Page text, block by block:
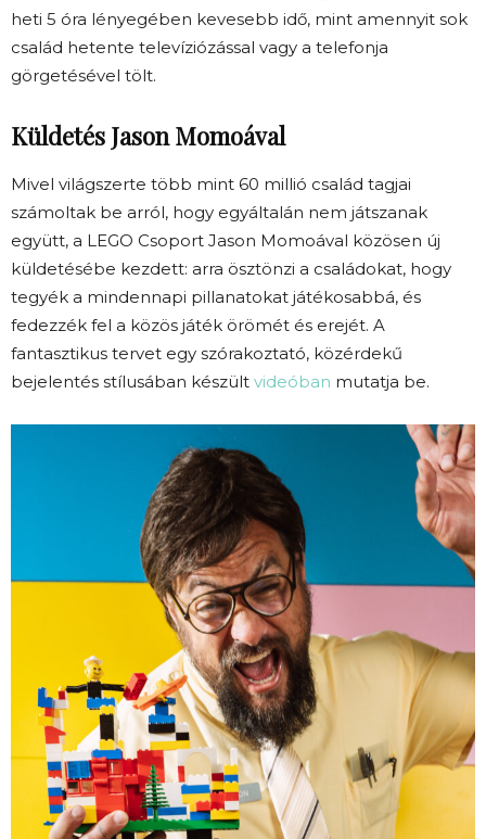
heti 5 óra lényegében kevesebb idő, mint amennyit sok
család hetente televíziózással vagy a telefonja
görgetésével tölt.
Küldetés Jason Momoával
Mivel világszerte több mint 60 millió család tagjai
számoltak be arról, hogy egyáltalán nem játszanak
együtt, a LEGO Csoport Jason Momoával közösen új
küldetésébe kezdett: arra ösztönzi a családokat, hogy
tegyék a mindennapi pillanatokat játékosabbá, és
fedezzék fel a közös játék örömét és erejét. A
fantasztikus tervet egy szórakoztató, közérdekű
bejelentés stílusában készült videóban mutatja be.